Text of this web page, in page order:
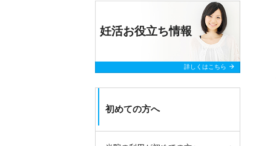
妊活お役立ち情報
詳しくはこちら arrow_forward
初めての方へ